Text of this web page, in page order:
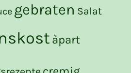
gebraten Salat
àpart